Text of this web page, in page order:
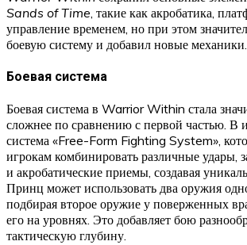
Sands of Time , такие как акробатика,
управление временем, но при этом
боевую систему и добавил новые механики.
Боевая система
Боевая система в Warrior Within стала
сложнее по сравнению с первой частью. В
система «Free-Form Fighting System»,
игрокам комбинировать различные удары,
и акробатические приемы, создавая
Принц может использовать два оружия
подбирая второе оружие у поверженных
его на уровнях. Это добавляет бою
тактическую глубину.